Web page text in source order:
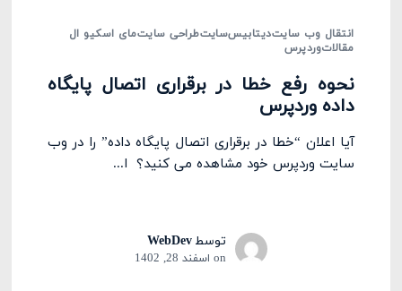
انتقال وب سایتدیتابیسسایتطراحی سایتمای اسکیو ال
مقالاتوردپرس
نحوه رفع خطا در برقراری اتصال پایگاه
داده وردپرس
آیا اعلان “خطا در برقراری اتصال پایگاه داده” را در وب
سایت وردپرس خود مشاهده می کنید؟ ا...
توسطWebDev
on اسفند 28, 1402